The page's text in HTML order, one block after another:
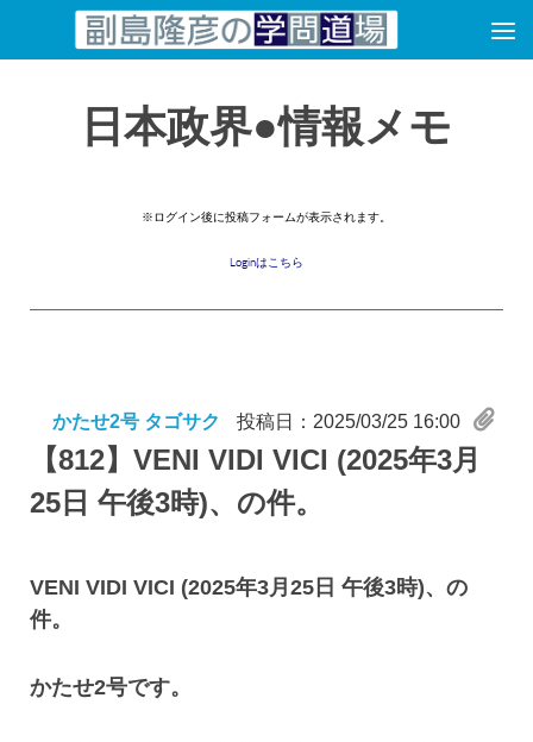
コンテンツへスキップ
日本政界●情報メモ
※ログイン後に投稿フォームが表示されます。
Loginはこちら
かたせ2号 タゴサク 投稿日：2025/03/25 16:00
【812】VENI VIDI VICI (2025年3月
25日 午後3時)、の件。
VENI VIDI VICI (2025年3月25日 午後3時)、の
件。
かたせ2号です。